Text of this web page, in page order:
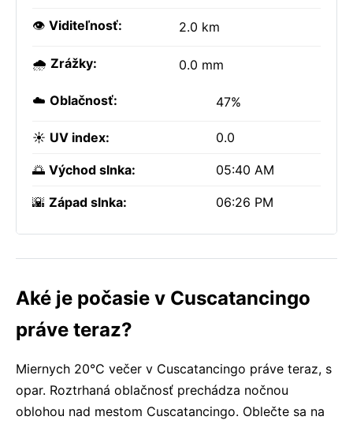
👁️ Viditeľnosť: 2.0 km
🌧️ Zrážky: 0.0 mm
☁️ Oblačnosť: 47%
☀️ UV index: 0.0
🌅 Východ slnka: 05:40 AM
🌇 Západ slnka: 06:26 PM
Aké je počasie v Cuscatancingo
práve teraz?
Miernych 20°C večer v Cuscatancingo práve teraz, s
opar. Roztrhaná oblačnosť prechádza nočnou
oblohou nad mestom Cuscatancingo. Oblečte sa na